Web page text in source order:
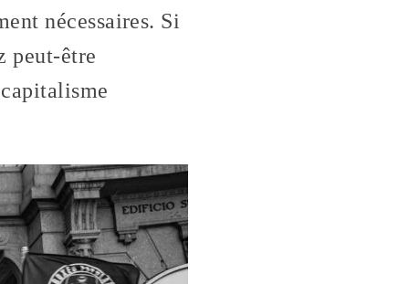
nécessaires. Si
peut-être